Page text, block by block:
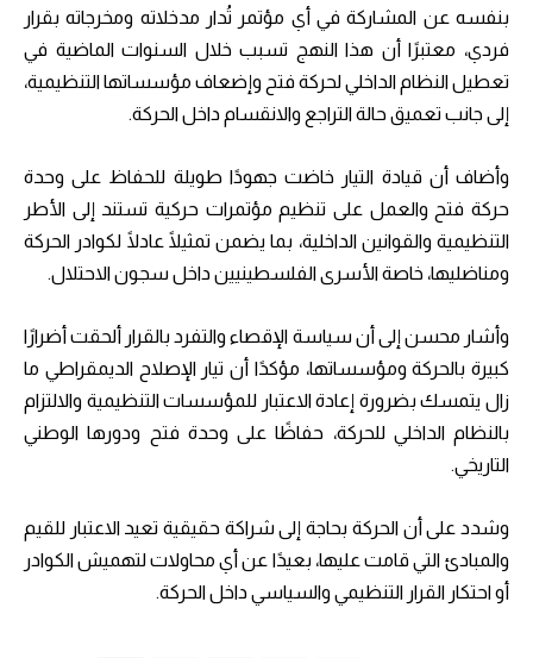
بنفسه عن المشاركة في أي مؤتمر تُدار مدخلاته ومخرجاته بقرار
فردي، معتبرًا أن هذا النهج تسبب خلال السنوات الماضية في
تعطيل النظام الداخلي لحركة فتح وإضعاف مؤسساتها التنظيمية،
إلى جانب تعميق حالة التراجع والانقسام داخل الحركة.
وأضاف أن قيادة التيار خاضت جهودًا طويلة للحفاظ على وحدة
حركة فتح والعمل على تنظيم مؤتمرات حركية تستند إلى الأطر
التنظيمية والقوانين الداخلية، بما يضمن تمثيلًا عادلًا لكوادر الحركة
ومناضليها، خاصة الأسرى الفلسطينيين داخل سجون الاحتلال.
وأشار محسن إلى أن سياسة الإقصاء والتفرد بالقرار ألحقت أضرارًا
كبيرة بالحركة ومؤسساتها، مؤكدًا أن تيار الإصلاح الديمقراطي ما
زال يتمسك بضرورة إعادة الاعتبار للمؤسسات التنظيمية والالتزام
بالنظام الداخلي للحركة، حفاظًا على وحدة فتح ودورها الوطني
التاريخي.
وشدد على أن الحركة بحاجة إلى شراكة حقيقية تعيد الاعتبار للقيم
والمبادئ التي قامت عليها، بعيدًا عن أي محاولات لتهميش الكوادر
أو احتكار القرار التنظيمي والسياسي داخل الحركة.